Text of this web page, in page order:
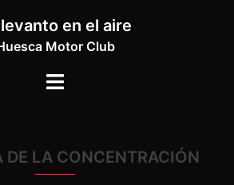
en el aire
Motor Club
Alternar
DE LA CONCENTRACIÓN